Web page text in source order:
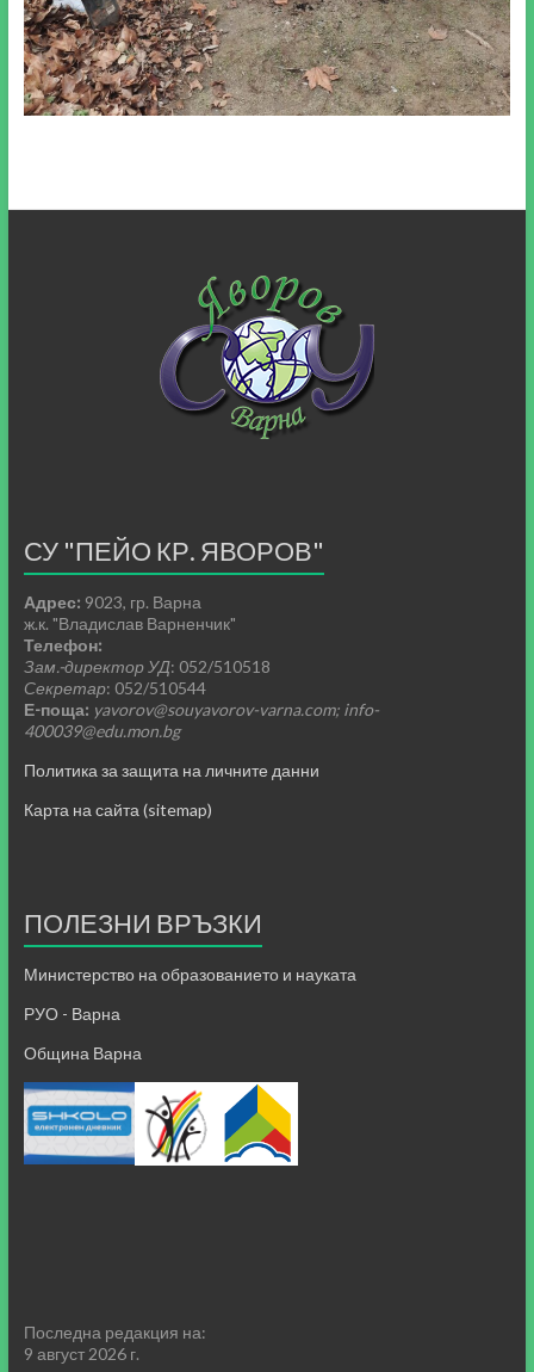
СУ "ПЕЙО КР. ЯВОРОВ"
Адрес: 9023, гр. Варна
ж.к. "Владислав Варненчик"
Телефон:
Зам.-директор УД: 052/510518
Секретар: 052/510544
Е-поща: yavorov@souyavorov-varna.com; info-
400039@edu.mon.bg
Политика за защита на личните данни
Карта на сайта (sitemap)
ПОЛЕЗНИ ВРЪЗКИ
Министерство на образованието и науката
РУО - Варна
Община Варна
Последна редакция на:
9 август 2026 г.